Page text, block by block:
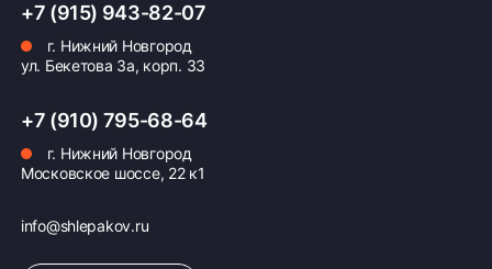
+7 (915) 943-82-07
г. Нижний Новгород
ул. Бекетова 3а, корп. 33
+7 (910) 795-68-64
г. Нижний Новгород
Московское шоссе, 22 к1
info@shlepakov.ru